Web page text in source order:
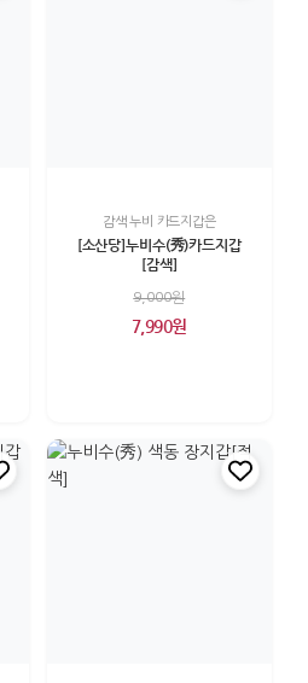
감색 누비 카드지갑은
[소산당]누비수(秀)카드지갑
[감색]
9,000원
7,990원